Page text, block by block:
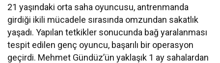
21 yaşındaki orta saha oyuncusu, antrenmanda
girdiği ikili mücadele sırasında omzundan sakatlık
yaşadı. Yapılan tetkikler sonucunda bağ yaralanması
tespit edilen genç oyuncu, başarılı bir operasyon
geçirdi. Mehmet Gündüz’ün yaklaşık 1 ay sahalardan